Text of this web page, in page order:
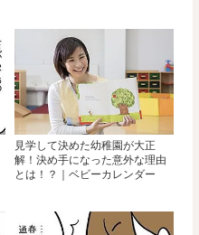
見学して決めた幼稚園が大正
解！決め手になった意外な理由
とは！？｜ベビーカレンダー